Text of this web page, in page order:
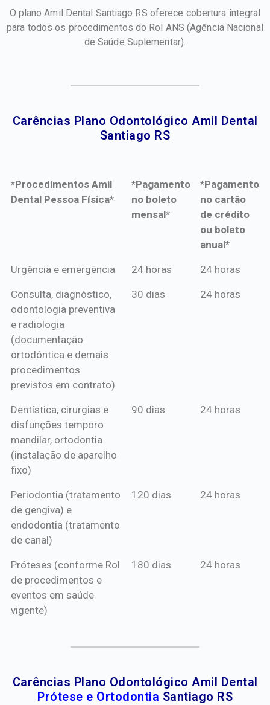
O plano Amil Dental Santiago RS oferece cobertura integral
para todos os procedimentos do Rol ANS(Agência Nacional
de Saúde Suplementar).
Carências Plano Odontológico Amil Dental
Santiago RS​
*Procedimentos Amil
Dental Pessoa Física*
*Pagamento
no boleto
mensal*
*Pagamento
no cartão
de crédito
ou boleto
anual*
*Procedimentos Amil
*Pagamento
mensal*
*Pagamento
de crédito
Urgência e emergência 24 horas 24 horas
Consulta, diagnóstico,
odontologia preventiva
e radiologia
(documentação
ortodôntica e demais
procedimentos
previstos em contrato)
30 dias 24 horas
Dentística, cirurgias e
disfunções temporo
mandilar, ortodontia
(instalação de aparelho
fixo)
90 dias 24 horas
Periodontia (tratamento
de gengiva) e
endodontia (tratamento
de canal)
120 dias 24 horas
Próteses (conforme Rol
de procedimentos e
eventos em saúde
vigente)
180 dias 24 horas
Carências Plano Odontológico Amil Dental
Prótese e Ortodontia Santiago RS